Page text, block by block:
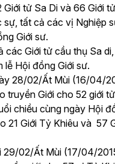
tử Sa Di và 66 Giới
sự, tất cả các vị Nghiệp
Giới sư.
các Giới tử cầu thụ Sa
lễ Hội đồng Giới sư.
28/02/Ất Mùi (16/04/
truyền Giới cho 52 giới
chiều cùng ngày Hội
21 Giới Tỷ Khiêu và 57
29/02/Ất Mùi (17/04/